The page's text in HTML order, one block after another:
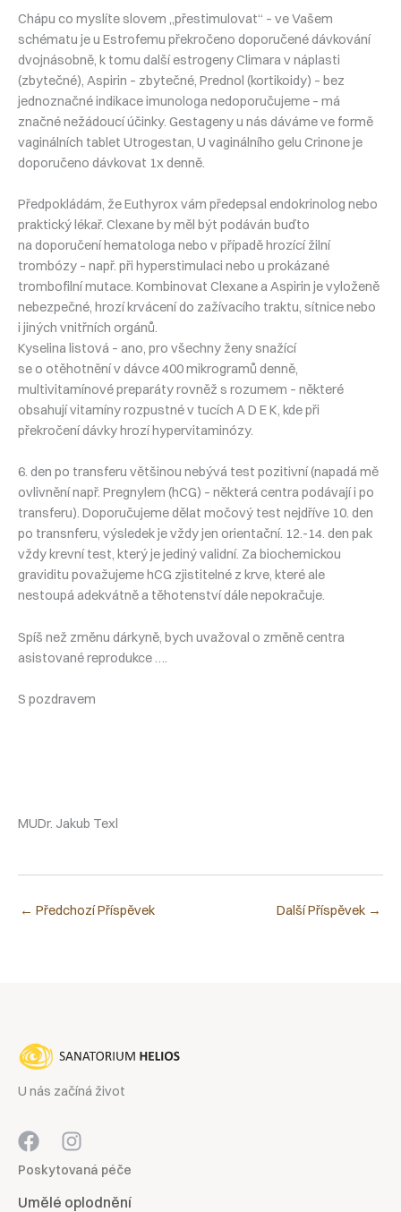
Chápu co myslíte slovem „přestimulovat“ – ve Vašem
schématu je u Estrofemu překročeno doporučené dávkování
dvojnásobně, k tomu další estrogeny Climara v náplasti
(zbytečné), Aspirin – zbytečné, Prednol (kortikoidy) – bez
jednoznačné indikace imunologa nedoporučujeme – má
značné nežádoucí účinky. Gestageny u nás dáváme ve formě
vaginálních tablet Utrogestan, U vaginálního gelu Crinone je
doporučeno dávkovat 1x denně.
Předpokládám, že Euthyrox vám předepsal endokrinolog nebo
praktický lékař. Clexane by měl být podáván buďto
na doporučení hematologa nebo v případě hrozící žilní
trombózy – např. při hyperstimulaci nebo u prokázané
trombofilní mutace. Kombinovat Clexane a Aspirin je vyloženě
nebezpečné, hrozí krvácení do zažívacího traktu, sítnice nebo
i jiných vnitřních orgánů.
Kyselina listová – ano, pro všechny ženy snažící
se o otěhotnění v dávce 400 mikrogramů denně,
multivitamínové preparáty rovněž s rozumem – některé
obsahují vitamíny rozpustné v tucích A D E K, kde při
překročení dávky hrozí hypervitaminózy.
6. den po transferu většinou nebývá test pozitivní (napadá mě
ovlivnění např. Pregnylem (hCG) – některá centra podávají i po
transferu). Doporučujeme dělat močový test nejdříve 10. den
po transnferu, výsledek je vždy jen orientační. 12.-14. den pak
vždy krevní test, který je jediný validní. Za biochemickou
graviditu považujeme hCG zjistitelné z krve, které ale
nestoupá adekvátně a těhotenství dále nepokračuje.
Spíš než změnu dárkyně, bych uvažoval o změně centra
asistované reprodukce ….
S pozdravem
MUDr. Jakub Texl
← Předchozí Příspěvek Další Příspěvek →
U nás začíná život
Poskytovaná péče
Umělé oplodnění